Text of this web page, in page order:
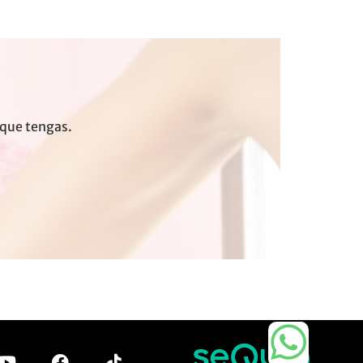
tengas.